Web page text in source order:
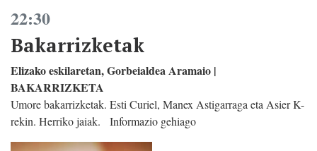
22:30
Bakarrizketak
Elizako eskilaretan, Gorbeialdea Aramaio |
BAKARRIZKETA
Umore bakarrizketak. Esti Curiel, Manex Astigarraga eta Asier K-
rekin. Herriko jaiak. Informazio gehiago